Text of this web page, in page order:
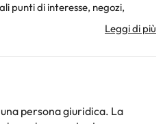
punti di interesse, negozi,
Questo hotel è perfetto sia
i turisti. Le eleganti camere
e i servizi soddisfano le
persona giuridica. La